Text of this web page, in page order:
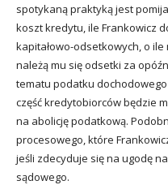
spotykaną praktyką jest
koszt kredytu, ile Frankowicz
kapitałowo-odsetkowych, o ile
należą mu się odsetki za
tematu podatku
część kredytobiorców będzie
na abolicję podatkową.
procesowego, które
jeśli zdecyduje się na ugodę
sądowego.